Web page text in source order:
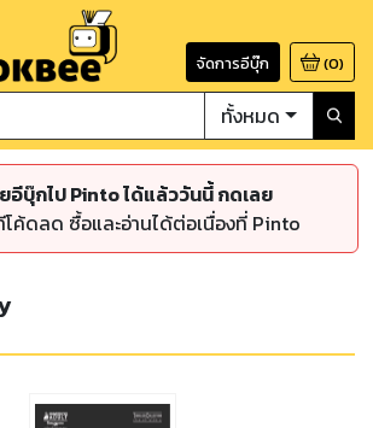
จัดการอีบุ๊ก (0)
ทั้งหมด
อีบุ๊กไป Pinto ได้แล้ววันนี้ กดเลย
ค้ดลด ซื้อและอ่านได้ต่อเนื่องที่ Pinto